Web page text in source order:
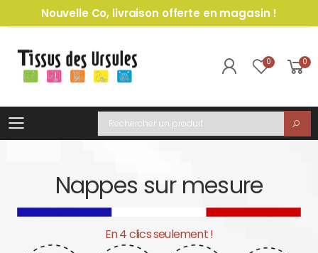
Nouvelle Co, livraison offerte en magasin !
0 0
Toggle mobile menu
Recherche
Nappes sur mesure
En 4 clics seulement !